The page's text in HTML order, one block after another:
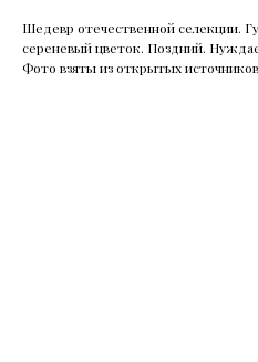
Шедевр отечественной селекции.
сереневый цветок. Поздний.
Фото взяты из открытых